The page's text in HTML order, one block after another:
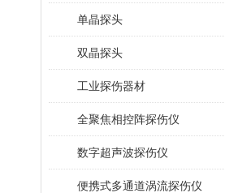
单晶探头
双晶探头
工业探伤器材
全聚焦相控阵探伤仪
数字超声波探伤仪
便携式多通道涡流探伤仪